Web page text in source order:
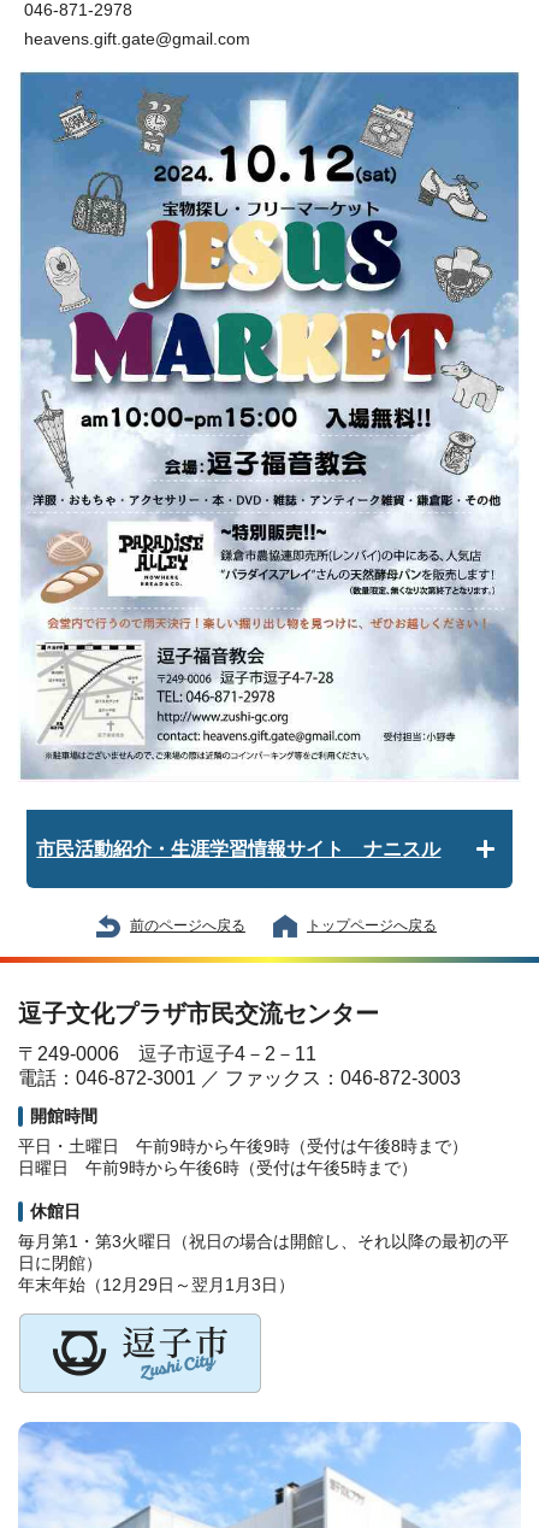
046-871-2978
heavens.gift.gate@gmail.com
市民活動紹介・生涯学習情報サイト ナニスル
前のページへ戻る トップページへ戻る
逗子文化プラザ市民交流センター
〒249-0006 逗子市逗子4－2－11
電話：046-872-3001 ／ ファックス：046-872-3003
開館時間
平日・土曜日 午前9時から午後9時（受付は午後8時まで）
日曜日 午前9時から午後6時（受付は午後5時まで）
休館日
毎月第1・第3火曜日（祝日の場合は開館し、それ以降の最初の平
日に閉館）
年末年始（12月29日～翌月1月3日）